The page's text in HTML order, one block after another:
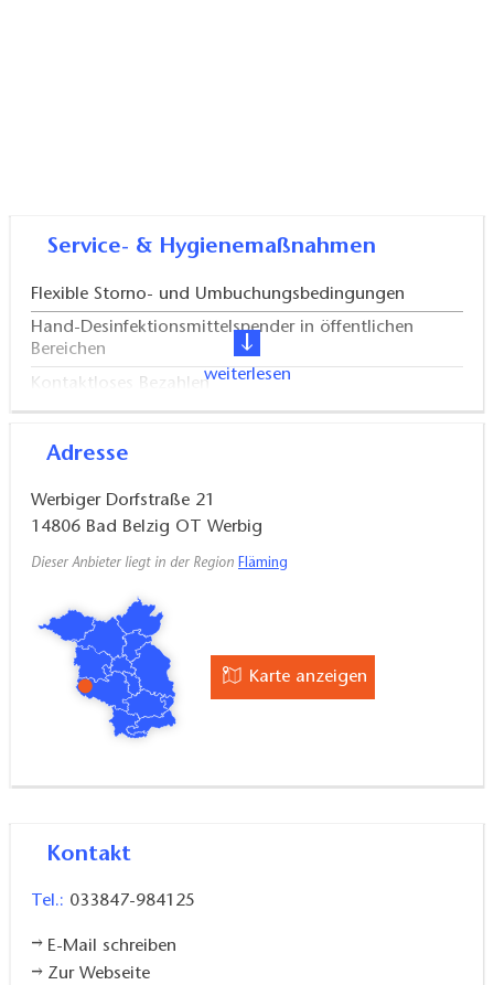
finden sie bezogen vor, Bettwäsche, Handtücher ,
enthalten.
Service- & Hygienemaßnahmen
Flexible Storno- und Umbuchungsbedingungen
Hand-Desinfektionsmittelspender in öffentlichen
Bereichen
Kontaktloses Bezahlen
Onlinebuchung
Kontaktloser Check-In / Check-Out
weiterlesen
Adresse
Werbiger Dorfstraße 21
14806 Bad Belzig OT Werbig
Dieser Anbieter liegt in der Region Fläming
Karte anzeigen
Kontakt
Tel.: 033847-984125
E-Mail schreiben
Zur Webseite